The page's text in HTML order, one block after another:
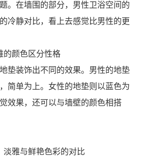
。在墙围的部分，男性卫浴空间的
冷静对比，看上去感觉比男性的更
的颜色区分性格
垫装饰出不同的效果。男性的地垫
简单为上。女性的地垫则以蓝色为
效果，还可以与墙壁的颜色相搭
淡雅与鲜艳色彩的对比